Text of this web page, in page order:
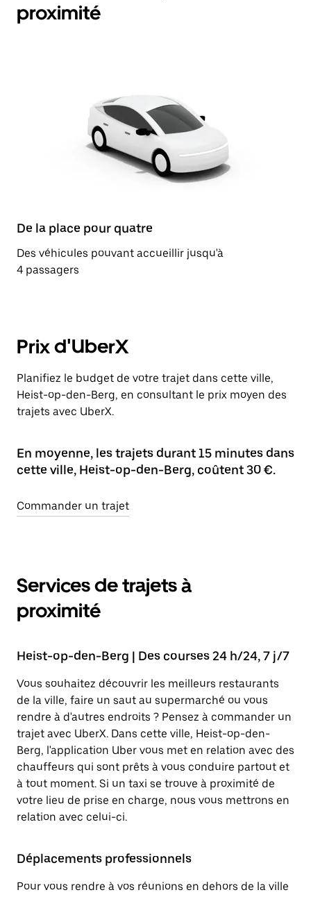
proximité
De la place pour quatre
Des véhicules pouvant accueillir jusqu'à
4 passagers
Prix d'UberX
Planifiez le budget de votre trajet dans cette ville,
Heist-op-den-Berg, en consultant le prix moyen des
trajets avec UberX.
En moyenne, les trajets durant 15 minutes dans
cette ville, Heist-op-den-Berg, coûtent 30 €.
Commander un trajet
Services de trajets à
proximité
Heist-op-den-Berg | Des courses 24 h/24, 7 j/7
Vous souhaitez découvrir les meilleurs restaurants
de la ville, faire un saut au supermarché ou vous
rendre à d'autres endroits ? Pensez à commander un
trajet avec UberX. Dans cette ville, Heist-op-den-
Berg, l'application Uber vous met en relation avec des
chauffeurs qui sont prêts à vous conduire partout et
à tout moment. Si un taxi se trouve à proximité de
votre lieu de prise en charge, nous vous mettrons en
relation avec celui-ci.
Déplacements professionnels
Pour vous rendre à vos réunions en dehors de la ville